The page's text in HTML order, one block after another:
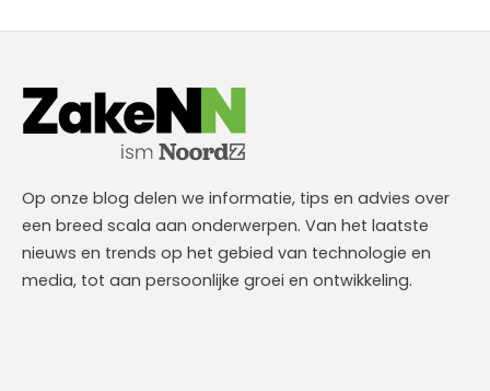
Op onze blog delen we informatie, tips en advies over
een breed scala aan onderwerpen. Van het laatste
nieuws en trends op het gebied van technologie en
media, tot aan persoonlijke groei en ontwikkeling.